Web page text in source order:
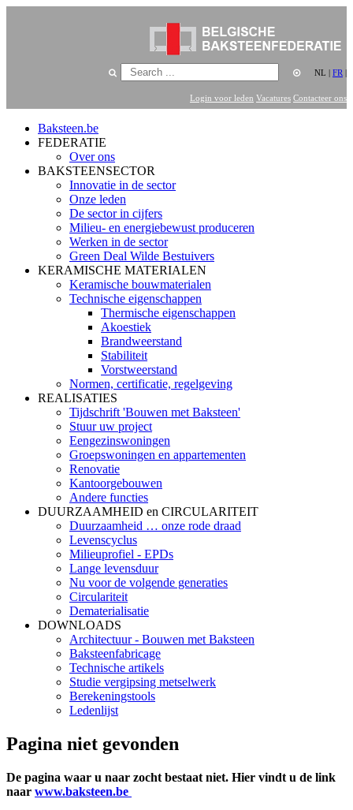
NL | FR |
Login voor leden Vacatures Contacteer ons
Baksteen.be
FEDERATIE
Over ons
BAKSTEENSECTOR
Innovatie in de sector
Onze leden
De sector in cijfers
Milieu- en energiebewust produceren
Werken in de sector
Green Deal Wilde Bestuivers
KERAMISCHE MATERIALEN
Keramische bouwmaterialen
Technische eigenschappen
Thermische eigenschappen
Akoestiek
Brandweerstand
Stabiliteit
Vorstweerstand
Normen, certificatie, regelgeving
REALISATIES
Tijdschrift 'Bouwen met Baksteen'
Stuur uw project
Eengezinswoningen
Groepswoningen en appartementen
Renovatie
Kantoorgebouwen
Andere functies
DUURZAAMHEID en CIRCULARITEIT
Duurzaamheid … onze rode draad
Levenscyclus
Milieuprofiel - EPDs
Lange levensduur
Nu voor de volgende generaties
Circulariteit
Dematerialisatie
DOWNLOADS
Architectuur - Bouwen met Baksteen
Baksteenfabricage
Technische artikels
Studie vergipsing metselwerk
Berekeningstools
Ledenlijst
Pagina niet gevonden
De pagina waar u naar zocht bestaat niet. Hier vindt u de link
naar www.baksteen.be